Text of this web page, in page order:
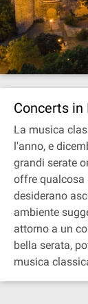
Concerts in
La musica
l'anno, e
grandi serate
offre qualcosa
desiderano
ambiente
attorno a un
bella serata,
musica